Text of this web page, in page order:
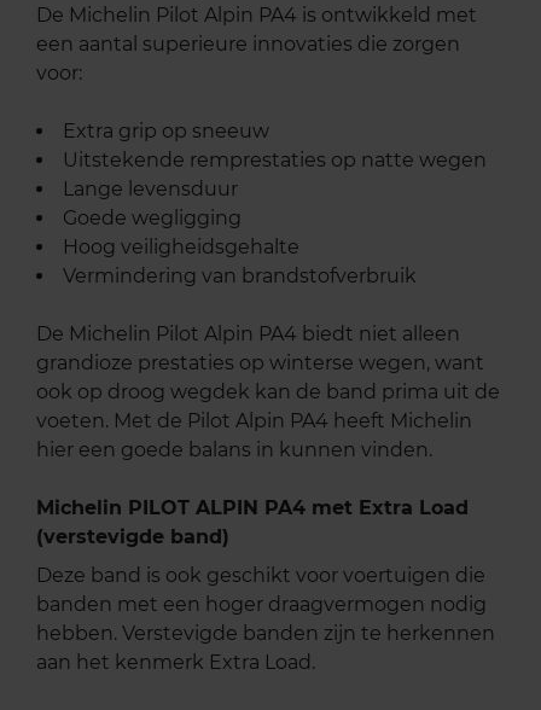
De Michelin Pilot Alpin PA4 is ontwikkeld met
een aantal superieure innovaties die zorgen
voor:
Extra grip op sneeuw
Uitstekende remprestaties op natte wegen
Lange levensduur
Goede wegligging
Hoog veiligheidsgehalte
Vermindering van brandstofverbruik
De Michelin Pilot Alpin PA4 biedt niet alleen
grandioze prestaties op winterse wegen, want
ook op droog wegdek kan de band prima uit de
voeten. Met de Pilot Alpin PA4 heeft Michelin
hier een goede balans in kunnen vinden.
Michelin PILOT ALPIN PA4 met Extra Load
(verstevigde band)
Deze band is ook geschikt voor voertuigen die
banden met een hoger draagvermogen nodig
hebben. Verstevigde banden zijn te herkennen
aan het kenmerk Extra Load.